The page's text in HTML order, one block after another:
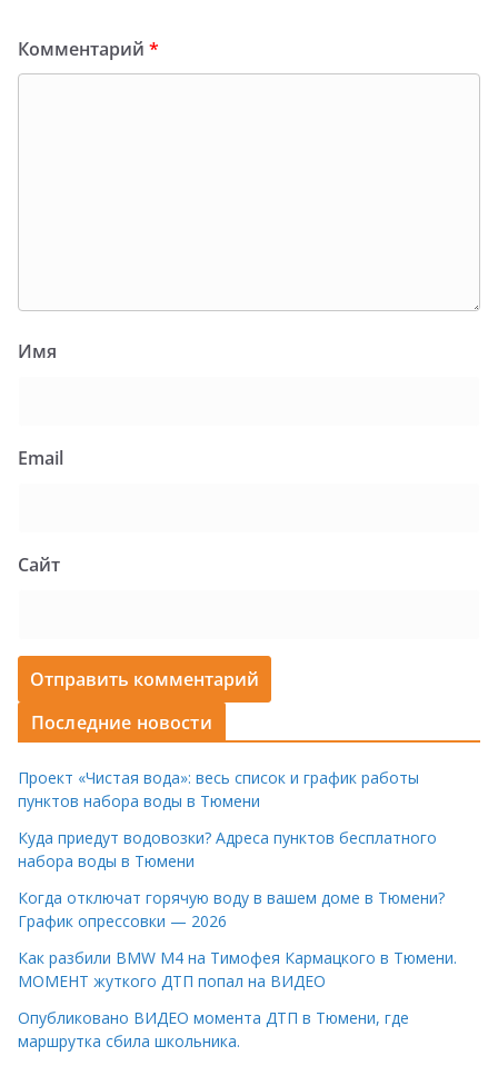
Комментарий *
Имя
Email
Сайт
Последние новости
Проект «Чистая вода»: весь список и график работы
пунктов набора воды в Тюмени
Куда приедут водовозки? Адреса пунктов бесплатного
набора воды в Тюмени
Когда отключат горячую воду в вашем доме в Тюмени?
График опрессовки — 2026
Как разбили BMW M4 на Тимофея Кармацкого в Тюмени.
МОМЕНТ жуткого ДТП попал на ВИДЕО
Опубликовано ВИДЕО момента ДТП в Тюмени, где
маршрутка сбила школьника.